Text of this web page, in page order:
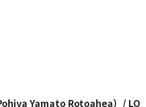
Yamato Rotoahea）/ LO